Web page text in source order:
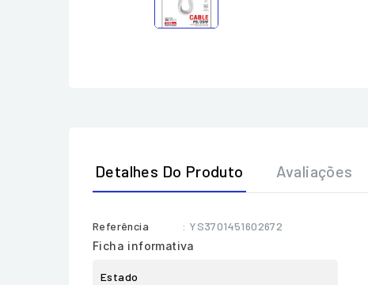
Detalhes Do Produto Avaliações
Referência
: YS3701451602672
Ficha informativa
Estado